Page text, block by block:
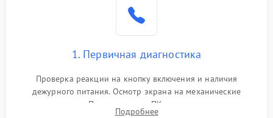
1000 ₽
Поломка системы
автоматического
1000 ₽ Подробнее →
Неисправность системы
1000 ₽
1. Первичная диагностика
Проверка реакции на кнопку включения и наличия
дежурного питания. Осмотр экрана на механические
повреждения. Подключение к ПК для оценки вывода
Подробнее